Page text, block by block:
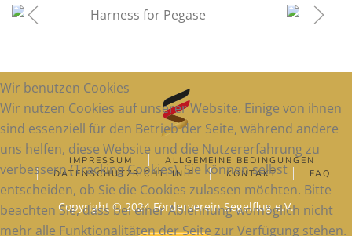
IMPRESSUM
ALLGEMEINE BEDINGUNGEN
DATENSCHUTZRICHTLINIE
KONTAKT FAQ
Copyright © 2024 Förderverein Segelflug e.V.
Wir benutzen Cookies
Wir nutzen Cookies auf unserer Website. Einige von ihnen
sind essenziell für den Betrieb der Seite, während andere
uns helfen, diese Website und die Nutzererfahrung zu
verbessern (Tracking Cookies). Sie können selbst
entscheiden, ob Sie die Cookies zulassen möchten. Bitte
beachten Sie, dass bei einer Ablehnung womöglich nicht
mehr alle Funktionalitäten der Seite zur Verfügung stehen.